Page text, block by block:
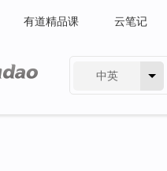
有道精品课 云笔记
中英